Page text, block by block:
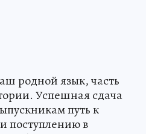
родной язык, часть
Успешная сдача
путь к
поступлению в